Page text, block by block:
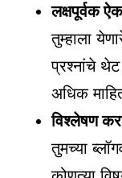
लक्षपूर्वक
तुम्हाला
प्रश्नांचे
अधिक
विश्लेषण
तुमच्या